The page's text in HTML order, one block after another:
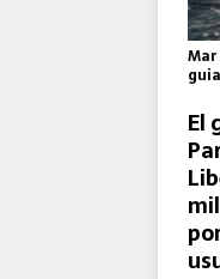
Mar
El